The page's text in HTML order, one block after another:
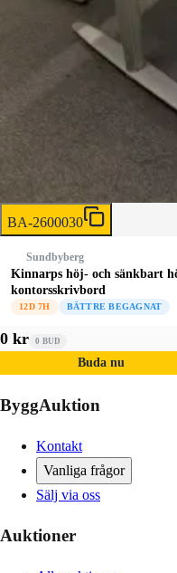
BA-2600030
Sundbyberg
Kinnarps höj- och sänkbart
kontorsskrivbord
12D 7H BÄTTRE BEGAGNAT
0 kr 0 BUD
Buda nu
ByggAuktion
Kontakt
Vanliga frågor
Sälj via oss
Auktioner